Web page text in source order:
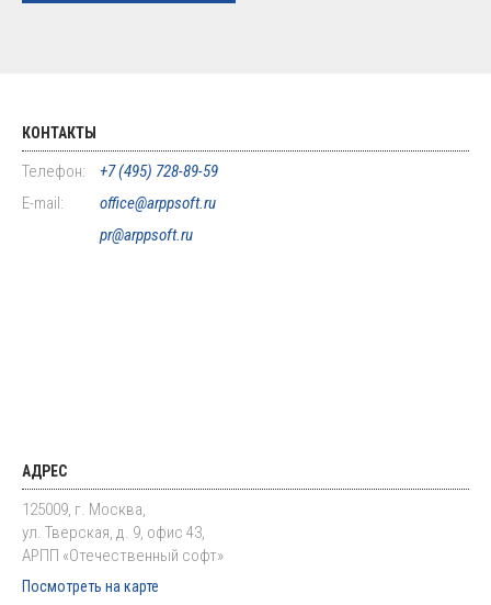
КОНТАКТЫ
Телефон:
+7 (495) 728-89-59
E-mail:
office@arppsoft.ru
pr@arppsoft.ru
АДРЕС
125009, г. Москва,
ул. Тверская, д. 9, офис 43,
АРПП «Отечественный софт»
Посмотреть на карте